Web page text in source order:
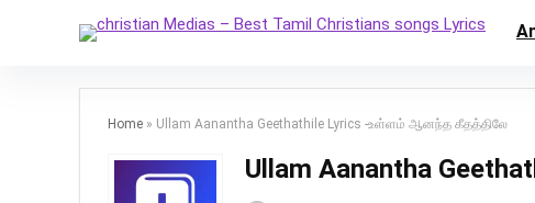
Home » Ullam Aanantha Geethathile Lyrics -உள்ளம் ஆனந்த கீதத்திலே
Ullam Aanantha